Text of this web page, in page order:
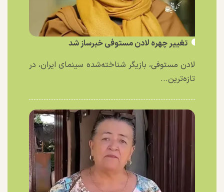
تغییر چهره لادن مستوفی خبرساز شد
لادن مستوفی، بازیگر شناخته‌شده سینمای ایران، در
تازه‌ترین...